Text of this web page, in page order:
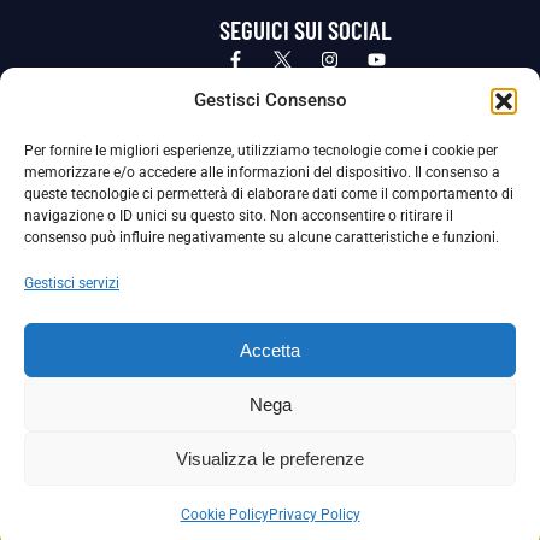
Gestisci Consenso
Per fornire le migliori esperienze, utilizziamo tecnologie come i cookie per
memorizzare e/o accedere alle informazioni del dispositivo. Il consenso a
queste tecnologie ci permetterà di elaborare dati come il comportamento di
navigazione o ID unici su questo sito. Non acconsentire o ritirare il
consenso può influire negativamente su alcune caratteristiche e funzioni.
Gestisci servizi
Accetta
Nega
Visualizza le preferenze
Cookie PolicyPrivacy Policy
SEGUICI SUI SOCIAL
Privacy Policy Cookie Policy
La Società ha nominato il Responsabile della Protezione dei Dati Personali (DPO), figura specializzata che vigila sulle modalità
adottate dalla nostra Società per tutelare i Suoi dati personali.
Per contattare il DPO può scrivere a
La Società ha inoltre adottato un proprio Codice Etico, consultabile al seguente link:
Scarica il Codice Etico
Copyright © 2024 – S.S. JUVE STABIA 1907 | P.IVA: 04246411211 | Tutti i diritti sono riservati | Made with